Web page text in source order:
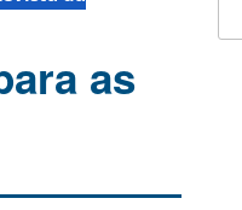
as